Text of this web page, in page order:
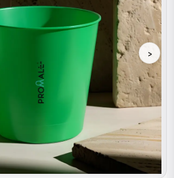
›